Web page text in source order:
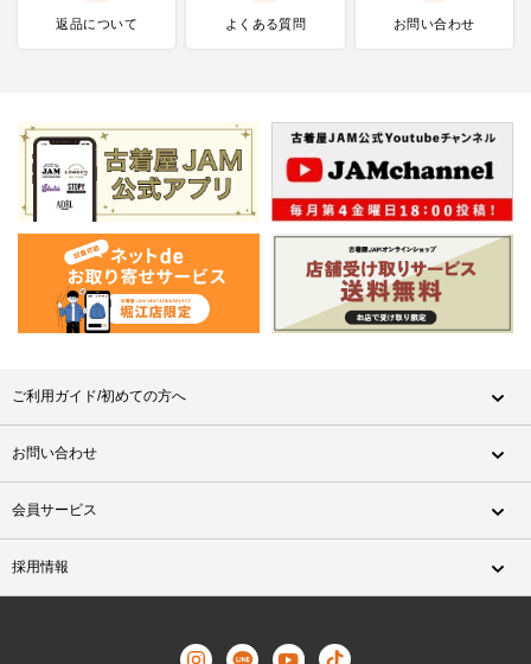
返品について よくある質問 お問い合わせ
ご利用ガイド/初めての方へ
お問い合わせ
会員サービス
採用情報